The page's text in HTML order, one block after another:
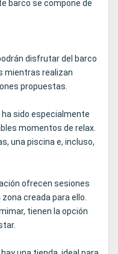
barco se compone de
disfrutar del barco
mientras realizan
propuestas.
ha sido especialmente
momentos de relax.
una piscina e, incluso,
ofrecen sesiones
creada para ello.
tienen la opción